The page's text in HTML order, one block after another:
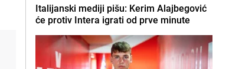
Italijanski mediji pišu: Kerim Alajbegović
će protiv Intera igrati od prve minute